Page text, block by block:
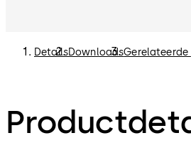
DetailsDownloads